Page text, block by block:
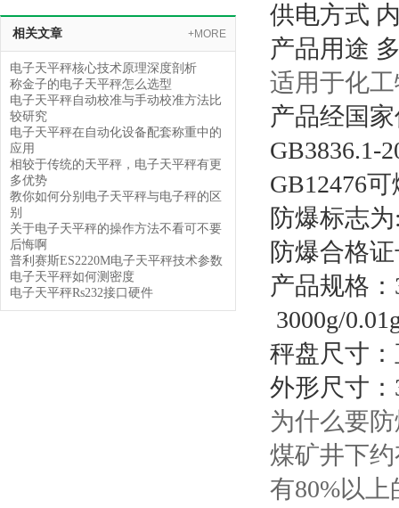
相关文章 +MORE
电子天平秤核心技术原理深度剖析
称金子的电子天平秤怎么选型
电子天平秤自动校准与手动校准方法比
较研究
电子天平秤在自动化设备配套称重中的
应用
相较于传统的天平秤，电子天平秤有更
多优势
教你如何分别电子天平秤与电子秤的区
别
关于电子天平秤的操作方法不看可不要
后悔啊
普利赛斯ES2220M电子天平秤技术参数
电子天平秤如何测密度
电子天平秤Rs232接口硬件
供电方式
产品用途
适用于化
产品经国
GB3836.1-
GB12476
防爆标志
防爆合格
产品规格：
3000g/
秤盘尺寸
外形尺寸：
为什么要
煤矿井下
有80%以